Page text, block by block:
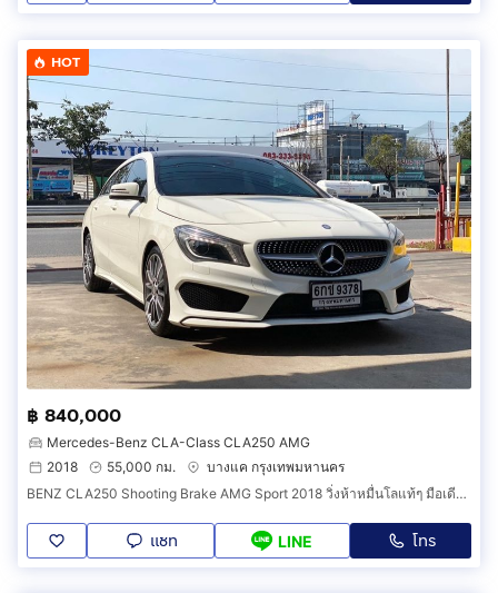
HOT
฿ 840,000
Mercedes-Benz CLA-Class CLA250 AMG
2018
55,000 กม.
บางแค กรุงเทพมหานคร
BENZ CLA250 Shooting Brake AMG Sport 2018 วิ่งห้าหมื่นโลแท้ๆ มือเดียวสภาพป้ายแดง
แชท LINE โทร